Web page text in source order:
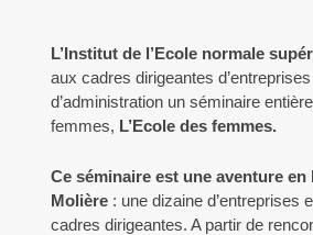
L’Institut de l’Ecole normale
aux cadres dirigeantes
d’administration un séminaire
femmes, L’Ecole des femmes.
Ce séminaire est une aventure en
Molière: une dizaine d’entreprises
cadres dirigeantes. A partir de